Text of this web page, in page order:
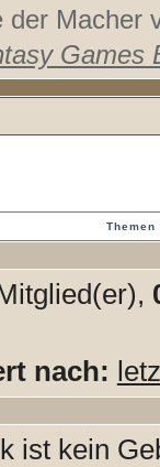
der Macher
Games
Themen
nach:
ist kein